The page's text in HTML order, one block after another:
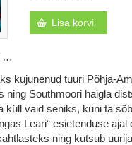
Lisa korvi
…
kujunenud tuuri Põhja-
ning Southmoori haigla
küll vaid seniks, kuni ta
Leari“ esietenduse
ning kutsub